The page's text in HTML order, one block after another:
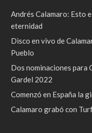
Andrés Calamaro: Esto
eternidad
Disco en vivo de
Pueblo
Dos nominaciones para
Gardel 2022
Comenzó en España la
Calamaro grabó con